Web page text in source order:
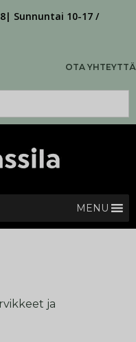
Sunnuntai 10-17 /
OTA YHTEYTTÄ
MENU
ja